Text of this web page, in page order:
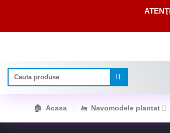
Caută
🏠 Acasa 🚤 Navomodele plantat